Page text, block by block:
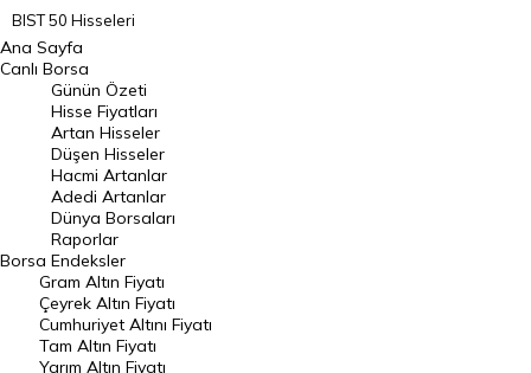
BIST 50 Hisseleri
BIST 100 Hisseleri
En Çok Artan Hisseler
En Çok Düşen Hisseler
Hacmi Artanlar
Geçmiş Kapanışlar
Dünya Borsaları
Raporlar
Endeksler
Ana Sayfa
Canlı Borsa
Borsa
Günün Özeti
Hisse Fiyatları
Artan Hisseler
Düşen Hisseler
Hacmi Artanlar
Adedi Artanlar
Dünya Borsaları
Raporlar
Endeksler
Gram Altın Fiyatı
Çeyrek Altın Fiyatı
Cumhuriyet Altını Fiyatı
Tam Altın Fiyatı
Yarım Altın Fiyatı